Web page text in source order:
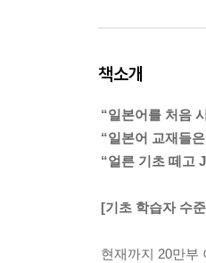
책소개
“일본어를 처음
“일본어 교재들
“얼른 기초 떼고
[기초 학습자 수
현재까지 20만부